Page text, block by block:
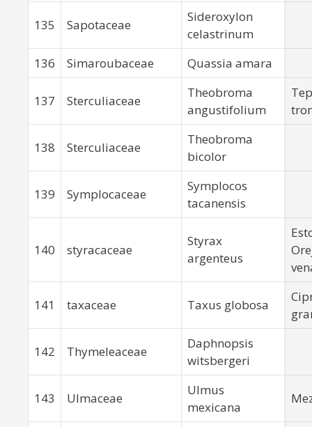
135 Sapotaceae
Sideroxylon
celastrinum
136
Simaroubaceae Quassia amara
137 Sterculiaceae
Theobroma
angustifolium
138 Sterculiaceae
Theobroma
bicolor
139 Symplocaceae
Symplocos
tacanensis
140 styracaceae
Styrax
argenteus
141 taxaceae Taxus globosa
142 Thymeleaceae
Daphnopsis
witsbergeri
143 Ulmaceae
Ulmus
mexicana